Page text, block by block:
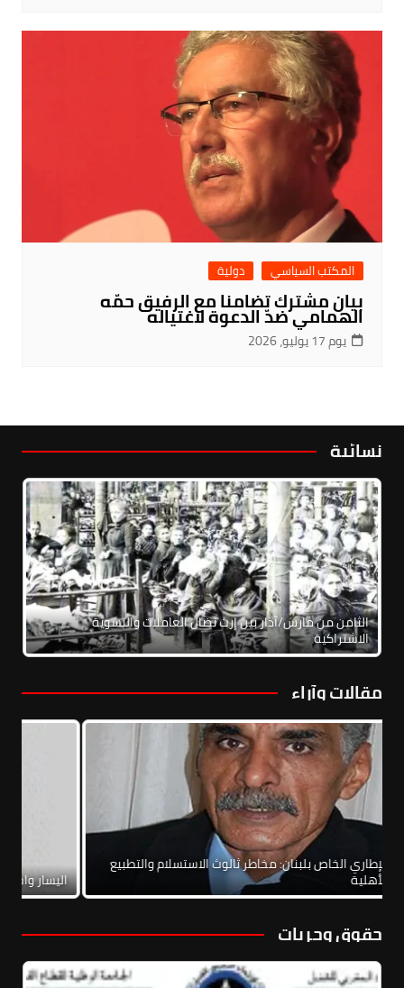
المكتب السياسي دولية
بيان مشترك تضامنا مع الرفيق حمّه
الهمامي ضدّ الدعوة لاغتياله
يوم 17 يوليو، 2026
نسائية
الثامن من مارس/آذار بين إرث نضال العاملات والنسوية
الاشتراكية
مقالات وآراء
الاتفاق الإطاري الخاص بلبنان: مخاطر ثالوث الاستسلام والتطبيع
والحرب الأهلية
حقوق وحريات